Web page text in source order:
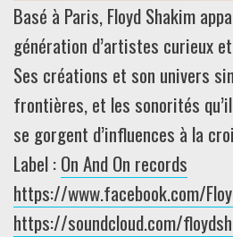
Basé à Paris, Floyd Shakim
génération d’artistes curieux
Ses créations et son univers
frontières, et les sonorités
se gorgent d’influences à la
Label :On And On records
https://www.facebook.com/
https://soundcloud.com/